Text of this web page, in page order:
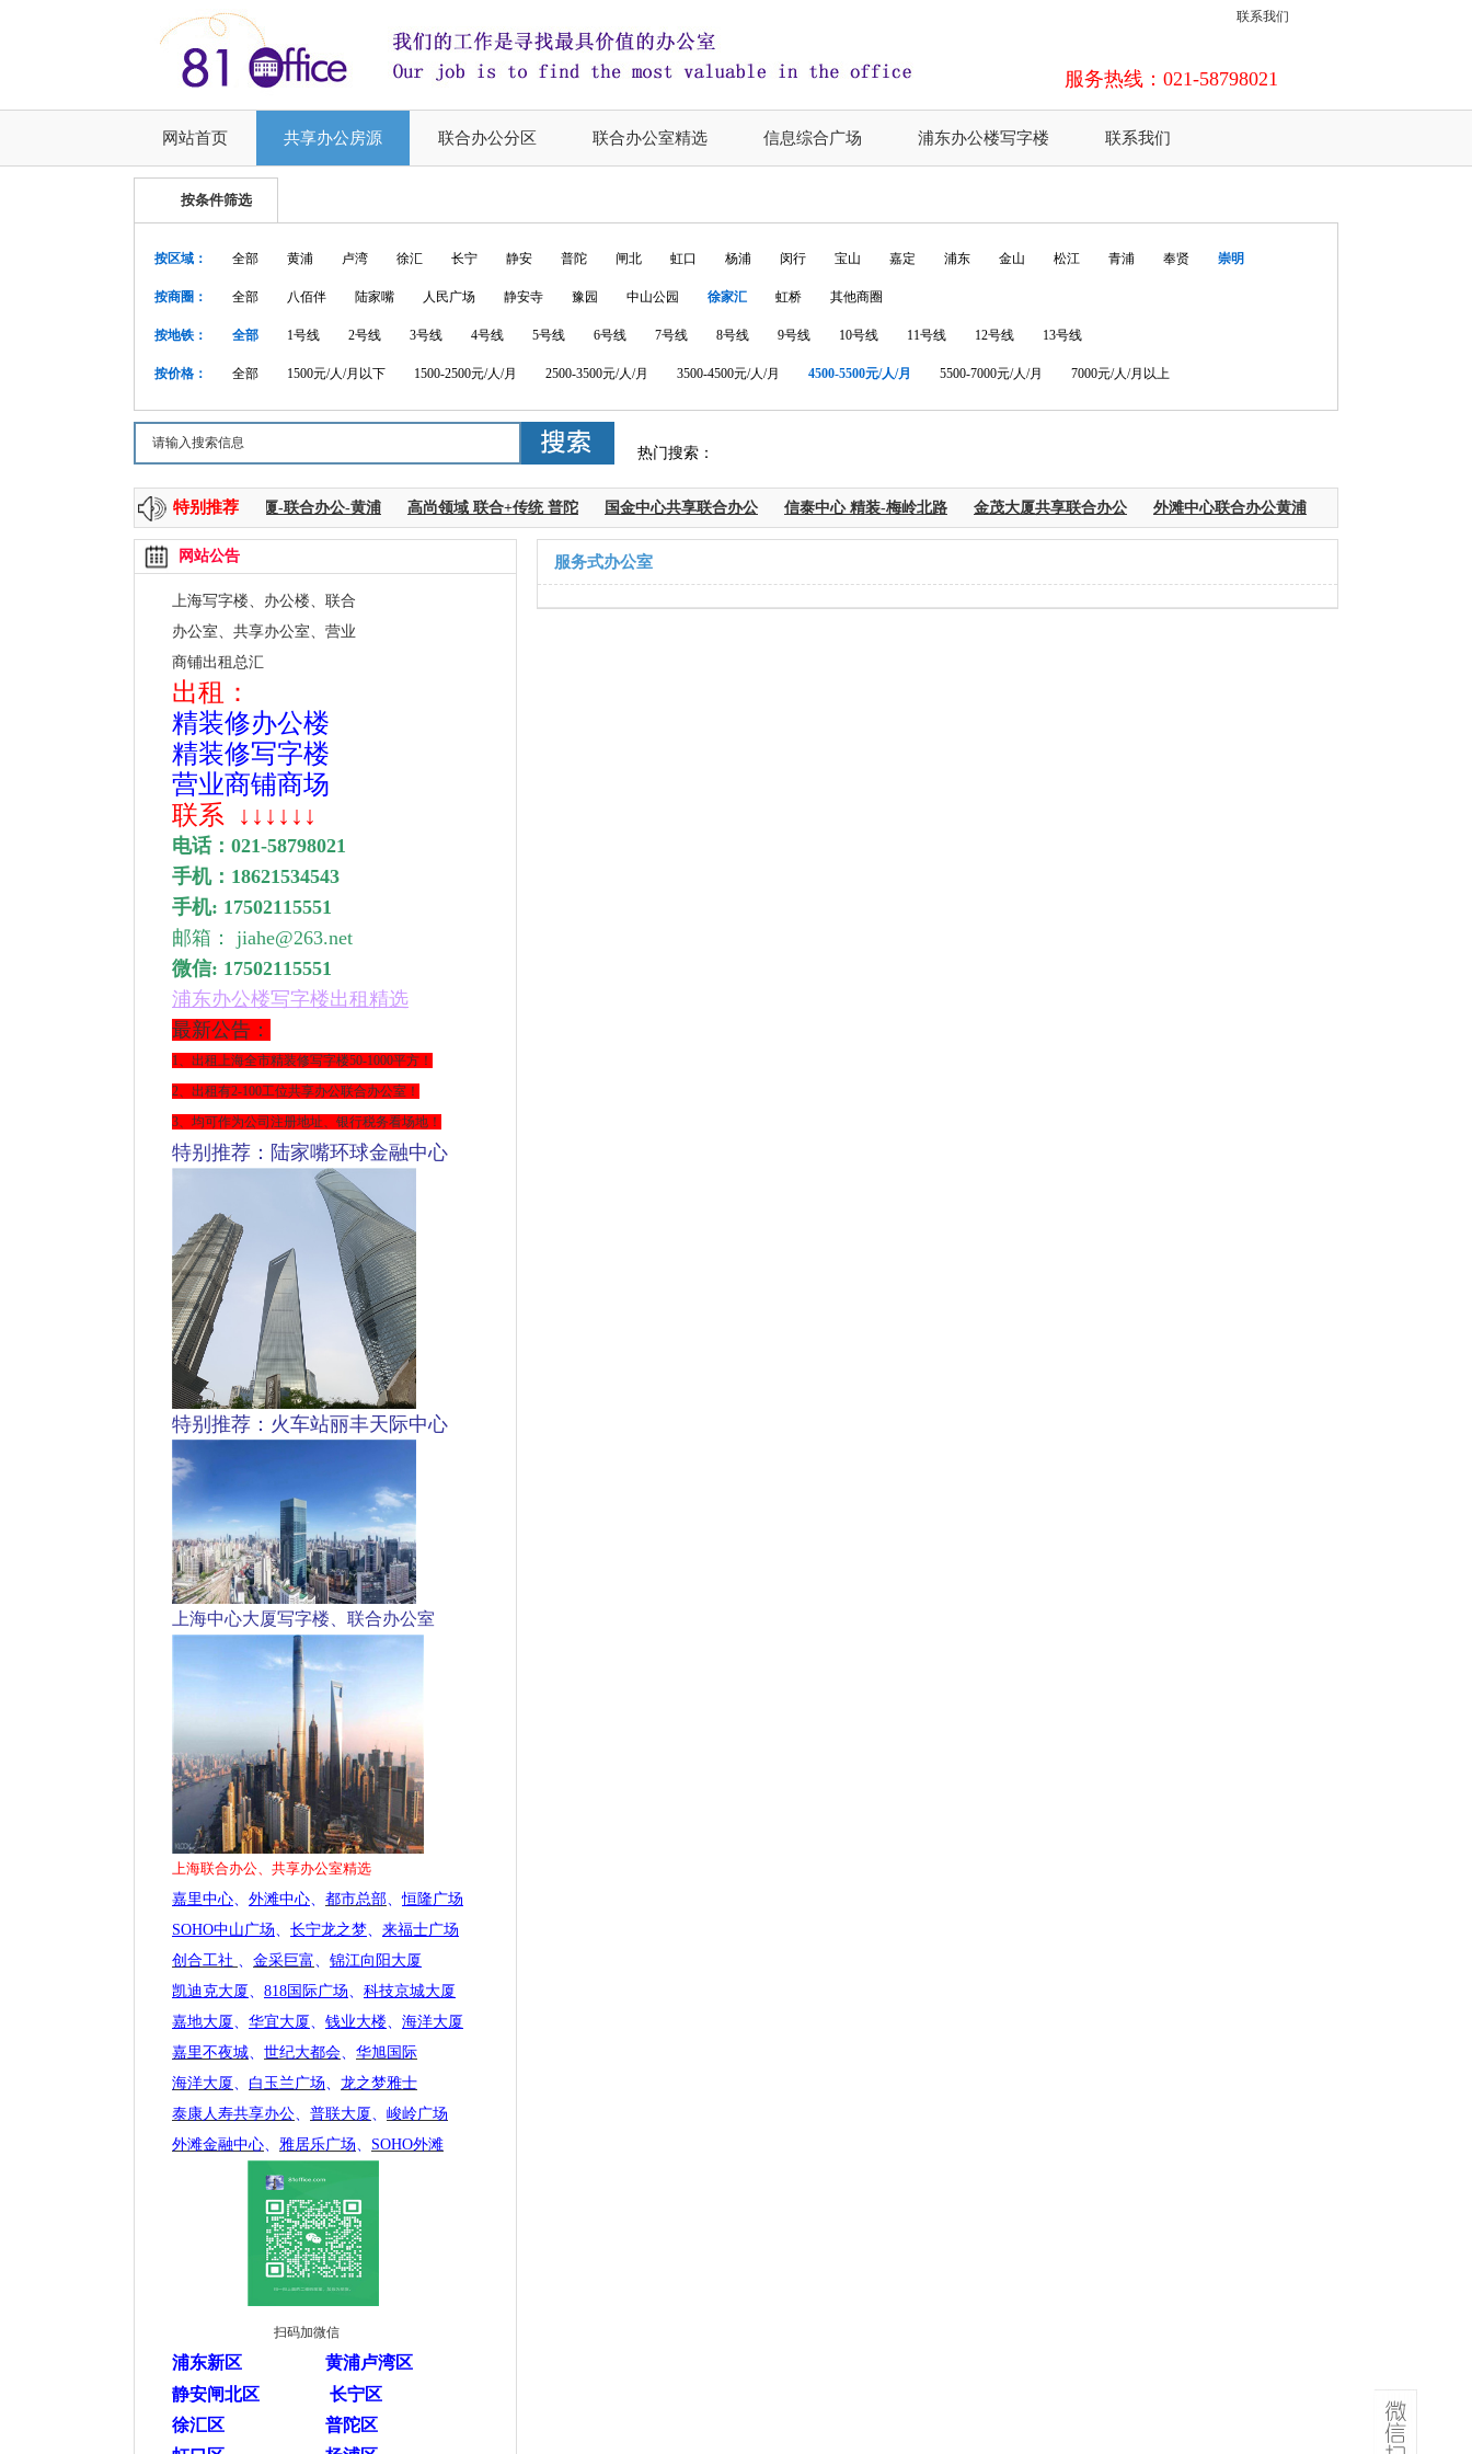
联系我们
服务热线：021-58798021
网站首页 共享办公房源 联合办公分区 联合办公室精选 信息综合广场 浦东办公楼写字楼 联系我们
按条件筛选
按区域： 全部 黄浦 卢湾 徐汇 长宁 静安 普陀 闸北 虹口 杨浦 闵行 宝山 嘉定 浦东 金山 松江 青浦 奉贤 崇明
按商圈： 全部 八佰伴 陆家嘴 人民广场 静安寺 豫园 中山公园 徐家汇 虹桥 其他商圈
按地铁： 全部 1号线 2号线 3号线 4号线 5号线 6号线 7号线 8号线 9号线 10号线 11号线 12号线 13号线
按价格： 全部 1500元/人/月以下 1500-2500元/人/月 2500-3500元/人/月 3500-4500元/人/月 4500-5500元/人/月 5500-7000元/人/月 7000元/人/月以上
热门搜索：
特别推荐
时代金融-共享+传统面积 K11大厦-联合办公-黄浦 高尚领域 联合+传统 普陀 国金中心共享联合办公 信泰中心 精装-梅岭北路 金茂大厦共享联合办公 外滩中心联合办公黄浦
服务式办公室
网站公告
上海写字楼、办公楼、联合
办公室、 共享办公室、营业
商铺出租总汇
出租：
精装修办公楼
精装修写字楼
营业商铺商场
联系
↓↓↓↓↓↓
电话： 021-58798021
手机： 18621534543
手机: 17502115551
邮箱： jiahe@263.net
微信: 17502115551
浦东办公楼写字楼出租精选
最新公告：
1、出租上海全市精装修写字楼50-1000平方 ！
2、出租有2-100工位共享办公联合办公室！
3、均可作为公司注册地址、银行税务看场地！
特别推荐：陆家嘴环球金融中心
特别推荐：火车站丽丰天际中心
上海中心大厦写字楼、联合办公室
上海联合办公、共享办公室精选
嘉里中心、 外滩中心、 都市总部、恒隆广场
SOHO中山广场、 长宁龙之梦、 来福士广场
创合工社 、 金采巨富、 锦江向阳大厦
凯迪克大厦、 818国际广场、 科技京城大厦
嘉地大厦、 华宜大厦、 钱业大楼、 海洋大厦
嘉里不夜城、 世纪大都会、 华旭国际
海洋大厦、 白玉兰广场、 龙之梦雅士
泰康人寿共享办公、 普联大厦、 峻岭广场
外滩金融中心、 雅居乐广场、 SOHO外滩
扫码加微信
浦东新区
黄浦卢湾区
静安闸北区
长宁区
徐汇区
普陀区